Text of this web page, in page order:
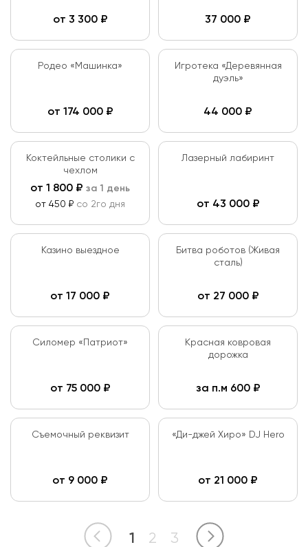
от 3 300₽ 37 000 ₽
Родео «Машинка»
от 174 000₽
Игротека «Деревянная
дуэль»
44 000 ₽
Коктейльные столики с
чехлом
от 1 800 ₽ за 1 день
от 450 ₽ со 2го дня
Лазерный лабиринт
от 43 000₽
Казино выездное
от 17 000 ₽
Битва роботов (Живая
сталь)
от 27 000₽
Силомер «Патриот»
от 75 000₽
Красная ковровая
дорожка
за п.м 600₽
Съемочный реквизит
от 9 000 ₽
«Ди-джей Хиро» DJ Hero
от 21 000 ₽
1 2 3